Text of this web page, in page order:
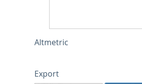
Altmetric
Export